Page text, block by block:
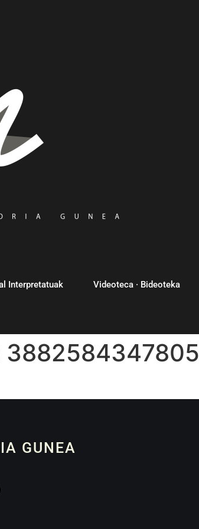
Interpretatuak Videoteca · Bideoteka
3882584347805
GUNEA